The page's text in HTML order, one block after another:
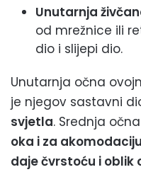
Unutarnja
od mrežnice ili
dio i slijepi dio.
Unutarnja očna
je njegov sastavni
svjetla. Srednja
oka i za akomodaciju
daje čvrstoću i oblik